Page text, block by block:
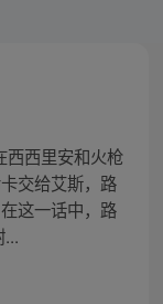
西西里安和火枪
交给艾斯，路
这一话中，路
...